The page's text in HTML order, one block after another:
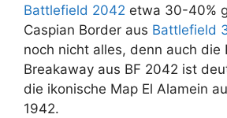
Battlefield 2042 etwa 30-40%
Caspian Border aus Battlefield
noch nicht alles, denn auch die
Breakaway aus BF 2042 ist
die ikonische Map El Alamein
1942.